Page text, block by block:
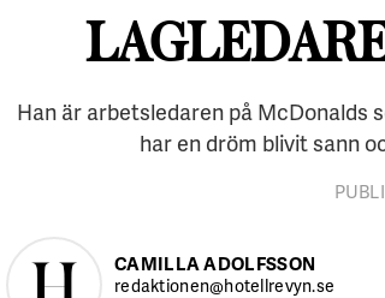
Han är arbetsledaren på McDonalds
har en dröm blivit sann
CAMILLA ADOLFSSON
redaktionen@hotellrevyn.se